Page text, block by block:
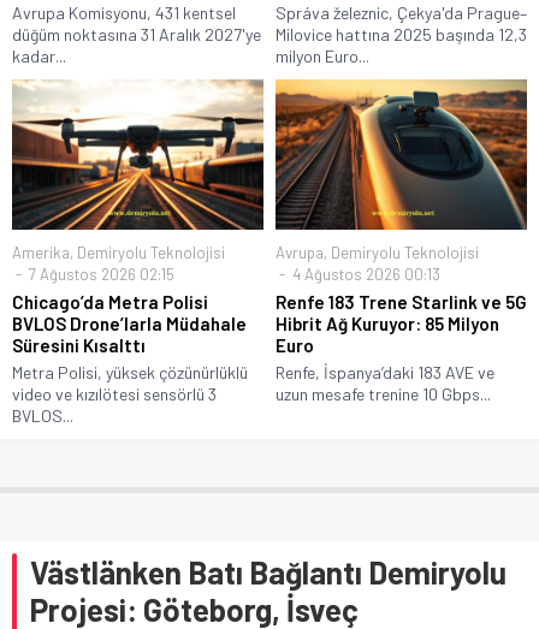
Avrupa Komisyonu, 431 kentsel
düğüm noktasına 31 Aralık 2027'ye
kadar...
Správa železnic, Çekya'da Prague–
Milovice hattına 2025 başında 12,3
milyon Euro...
Amerika, Demiryolu Teknolojisi
7 Ağustos 2026 02:15
Chicago’da Metra Polisi
BVLOS Drone’larla Müdahale
Süresini Kısalttı
Metra Polisi, yüksek çözünürlüklü
video ve kızılötesi sensörlü 3
BVLOS...
Avrupa, Demiryolu Teknolojisi
4 Ağustos 2026 00:13
Renfe 183 Trene Starlink ve 5G
Hibrit Ağ Kuruyor: 85 Milyon
Euro
Renfe, İspanya’daki 183 AVE ve
uzun mesafe trenine 10 Gbps...
Västlänken Batı Bağlantı Demiryolu
Projesi: Göteborg, İsveç